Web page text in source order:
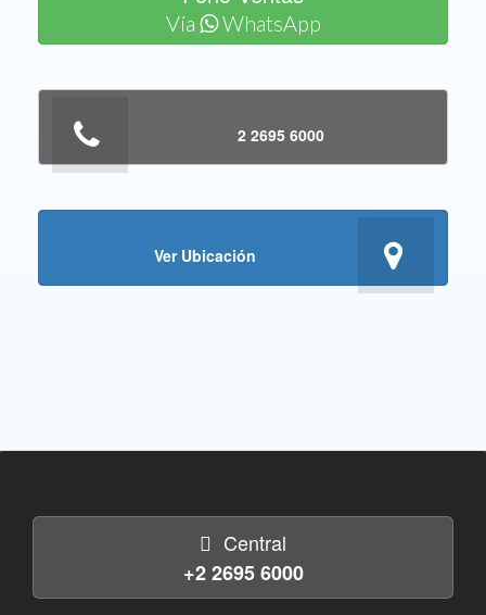
Vía WhatsApp
2 2695 6000
Ver Ubicación
Central
+2 2695 6000